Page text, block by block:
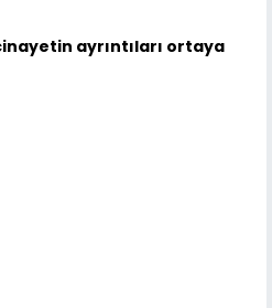
ayrıntıları ortaya